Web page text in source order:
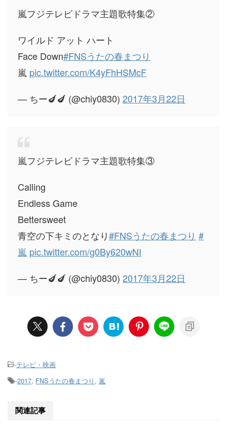
嵐フジテレビドラマ主題歌特集②
ワイルド アット ハート
Face Down#FNSうたの春まつり
嵐 pic.twitter.com/K4yFhHSMcF
— ちー🍆🍆 (@chiy0830) 2017年3月22日
嵐フジテレビドラマ主題歌特集③
Calling
Endless Game
Bettersweet
青空の下キミのとなり#FNSうたの春まつり #
嵐 pic.twitter.com/g0By620wNI
— ちー🍆🍆 (@chiy0830) 2017年3月22日
-テレビ・映画
-2017, FNSうたの春まつり , 嵐
関連記事